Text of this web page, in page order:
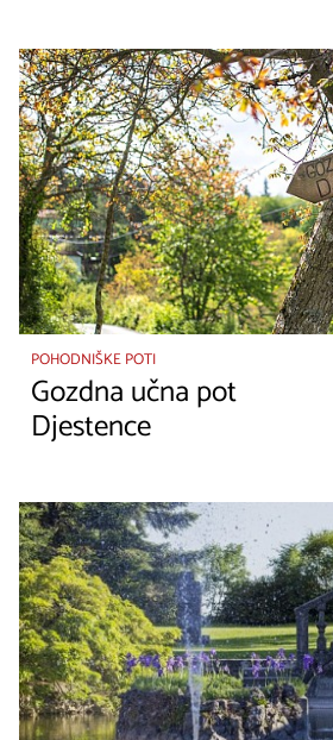
POHODNIŠKE POTI
Gozdna učna pot
Djestence